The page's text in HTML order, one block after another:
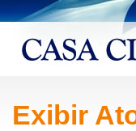
Exibir